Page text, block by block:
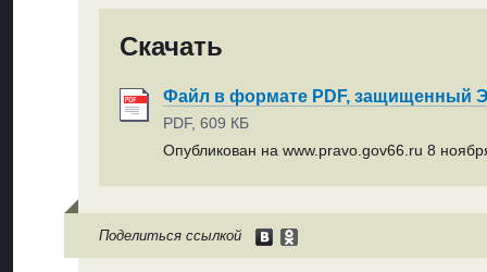
Скачать
Файл в формате PDF, защищенный
PDF, 609 КБ
Опубликован на www.pravo.gov66.ru 8
Поделиться ссылкой